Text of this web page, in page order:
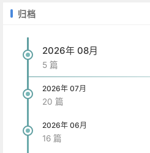
归档
2026年 08月
5 篇
2026年 07月
20 篇
2026年 06月
16 篇